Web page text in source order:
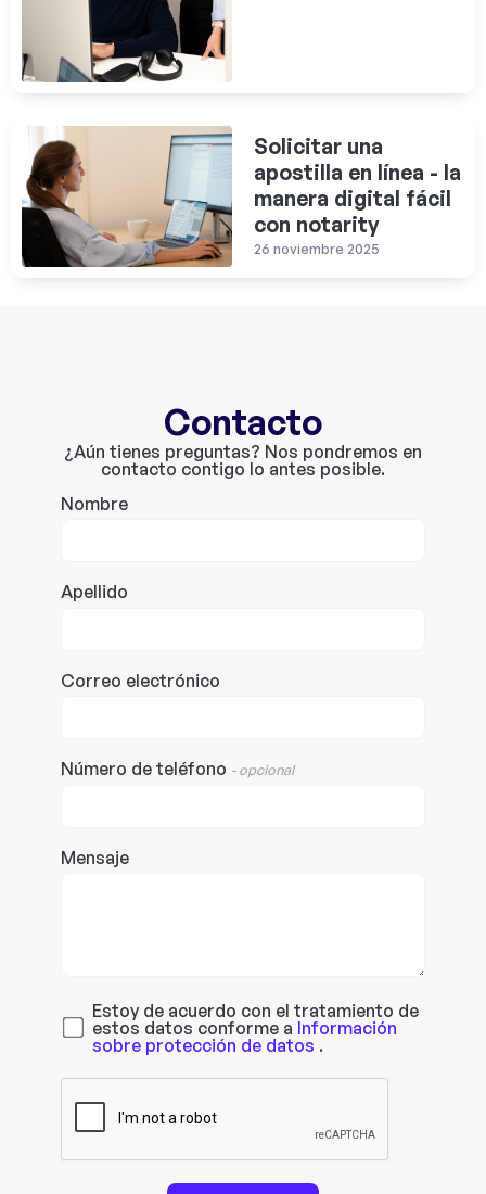
Solicitar una
apostilla en línea - la
manera digital fácil
con notarity
26 noviembre 2025
Contacto
¿Aún tienes preguntas? Nos pondremos en
contacto contigo lo antes posible.
Nombre
Apellido
Correo electrónico
Número de teléfono - opcional
Mensaje
Estoy de acuerdo con el tratamiento de
estos datos conforme a Información
sobre protección de datos .